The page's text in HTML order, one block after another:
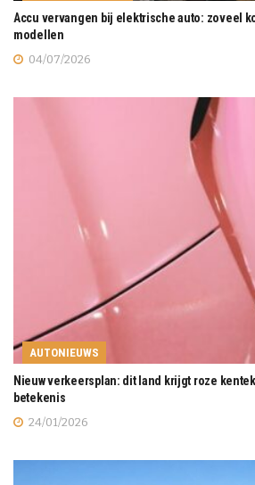
Accu vervangen bij elektrische auto: zoveel
modellen
04/07/2026
AUTONIEUWS
Nieuw verkeersplan: dit land krijgt roze
betekenis
24/01/2026